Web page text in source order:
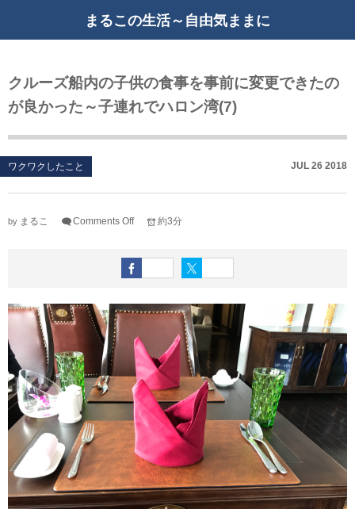
まるこの生活～自由気ままに
クルーズ船内の子供の食事を事前に変更できたの
が良かった～子連れでハロン湾(7)
ワクワクしたこと JUL 26 2018
by まるこ Comments Off 約3分